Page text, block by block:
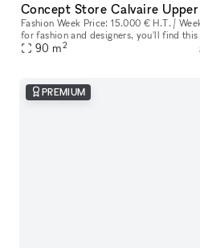
Concept Store Calvaire
Fashion Week Price: 15.000 € H.T. / Week Known as the place to
for fashion and designers, you'll find
boutique in the famous Haut-Marais
90 m2
PREMIUM